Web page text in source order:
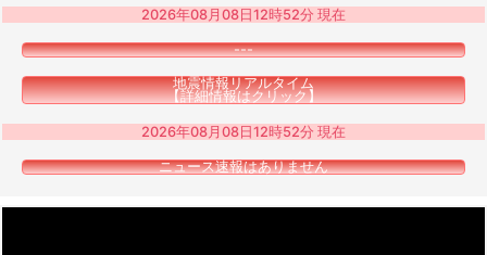
2026年08月08日12時52分 現在
---
地震情報リアルタイム
【詳細情報はクリック】
2026年08月08日12時52分 現在
ニュース速報はありません